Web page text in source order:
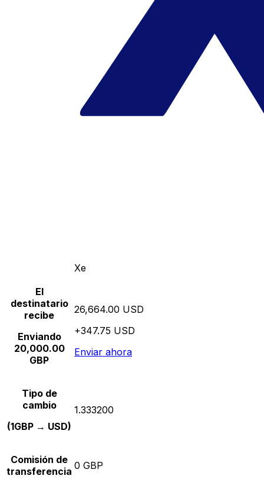
Xe
El
destinatario
recibe
Enviando
20,000.00
GBP
26,664.00 USD
+347.75 USD
Enviar ahora
Tipo de
cambio
(1GBP → USD)
1.333200
Comisión de
transferencia 0 GBP